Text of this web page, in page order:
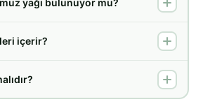
içerir?